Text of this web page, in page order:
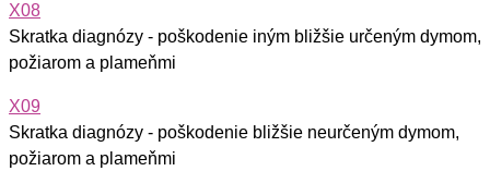
X08
Skratka diagnózy - poškodenie iným bližšie určeným dymom,
požiarom a plameňmi
X09
Skratka diagnózy - poškodenie bližšie neurčeným dymom,
požiarom a plameňmi